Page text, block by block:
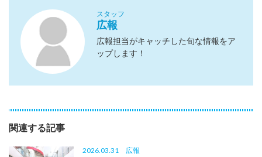
スタッフ
広報
広報担当がキャッチした旬な情報をア
ップします！
関連する記事
2026.03.31 広報